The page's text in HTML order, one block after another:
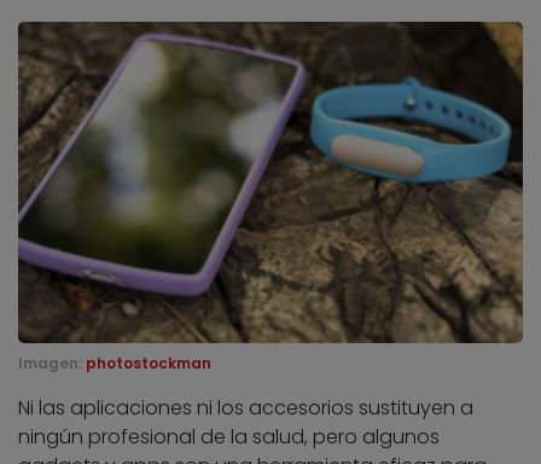
Imagen: photostockman
Ni las aplicaciones ni los accesorios sustituyen a
ningún profesional de la salud, pero algunos